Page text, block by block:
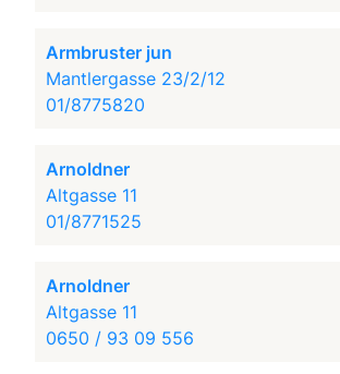
Armbruster jun
Mantlergasse 23/2/12
01/8775820
Arnoldner
Altgasse 11
01/8771525
Arnoldner
Altgasse 11
0650 / 93 09 556